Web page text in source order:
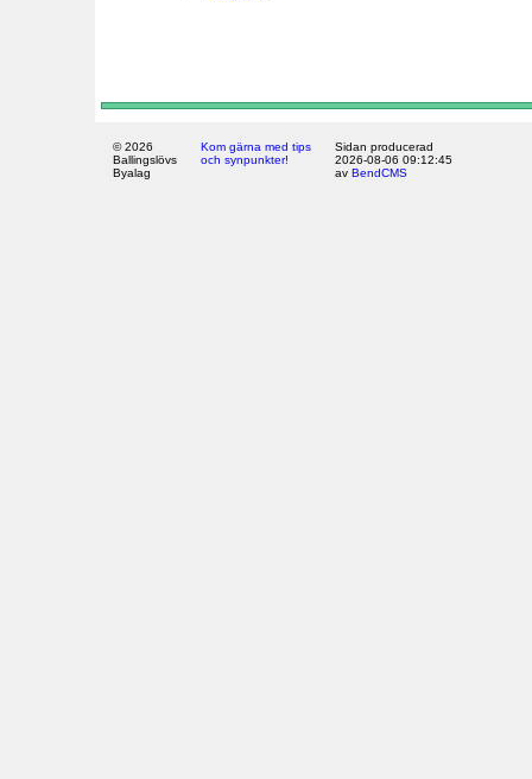
© 2026
Ballingslövs
Byalag
Kom gärna med tips
och synpunkter!
Sidan producerad
2026-08-06 09:12:45
av BendCMS